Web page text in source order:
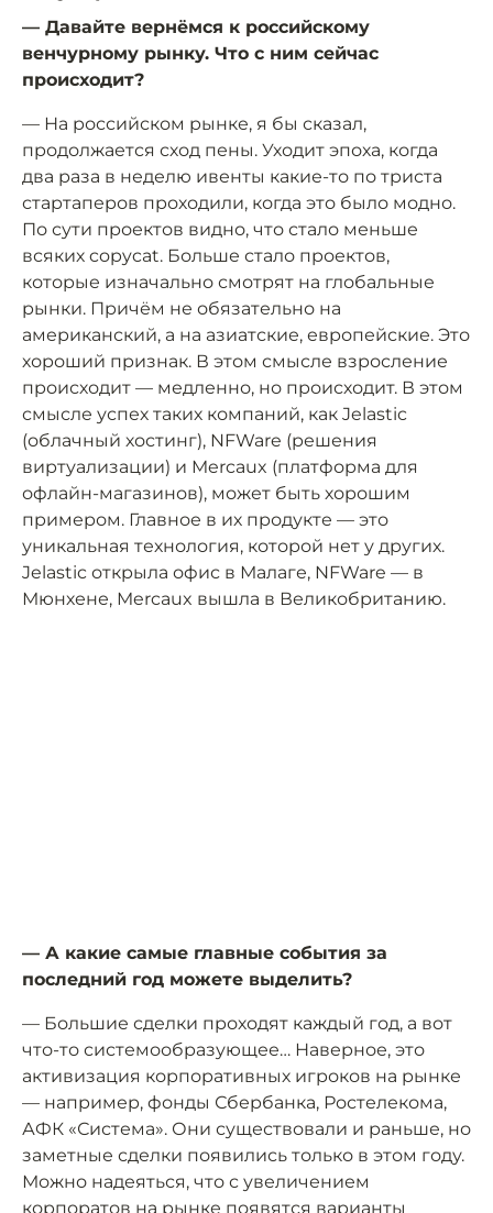
— Давайте вернёмся к российскому
венчурному рынку. Что с ним сейчас
происходит?
— На российском рынке, я бы сказал,
продолжается сход пены. Уходит эпоха, когда
два раза в неделю ивенты какие-то по триста
стартаперов проходили, когда это было модно.
По сути проектов видно, что стало меньше
всяких copycat. Больше стало проектов,
которые изначально смотрят на глобальные
рынки. Причём не обязательно на
американский, а на азиатские, европейские. Это
хороший признак. В этом смысле взросление
происходит — медленно, но происходит. В этом
смысле успех таких компаний, как Jelastic
(облачный хостинг), NFWare (решения
виртуализации) и Mercaux (платформа для
офлайн-магазинов), может быть хорошим
примером. Главное в их продукте — это
уникальная технология, которой нет у других.
Jelastic открыла офис в Малаге, NFWare — в
Мюнхене, Mercaux вышла в Великобританию.
— А какие самые главные события за
последний год можете выделить?
— Большие сделки проходят каждый год, а вот
что-то системообразующее… Наверное, это
активизация корпоративных игроков на рынке
— например, фонды Сбербанка, Ростелекома,
АФК «Система». Они существовали и раньше, но
заметные сделки появились только в этом году.
Можно надеяться, что с увеличением
корпоратов на рынке появятся варианты